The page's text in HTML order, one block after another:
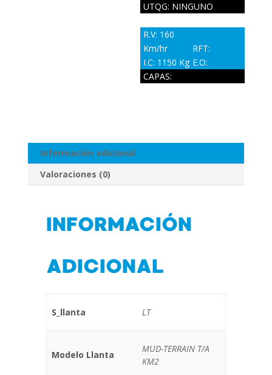
UTQG: NINGUNO
R.V: 160
Km/hr
RFT:
I.C: 1150 Kg E.O:
CAPAS:
Información adicional
Valoraciones (0)
INFORMACIÓN
ADICIONAL
S_llanta LT
Modelo Llanta
MUD-TERRAIN T/A
KM2